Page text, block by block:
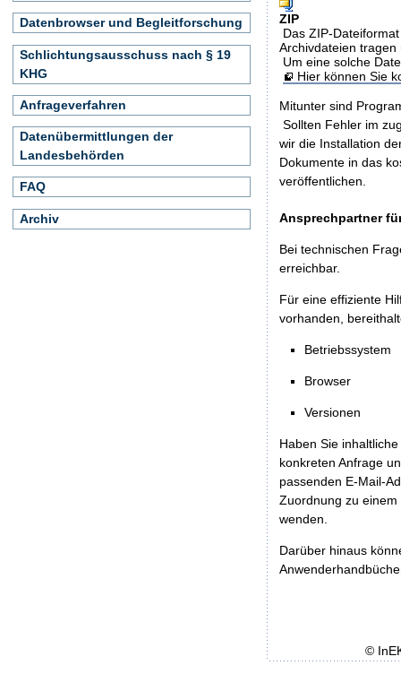
ZIP
Das ZIP-
Archivdateien
Um eine solche
Hier können Sie
Mitunter sind
Sollten Fehler im
wir die Installation
Dokumente in das
veröffentlichen.
Ansprechpartner
Bei technischen
erreichbar.
Für eine effiziente
vorhanden,
Betriebssystem
Browser
Versionen
Haben Sie
konkreten Anfrage
passenden E-Mail-
Zuordnung zu
wenden.
Darüber hinaus
Datenbrowser und Begleitforschung
Schlichtungsausschuss nach § 19
KHG
Anfrageverfahren
Datenübermittlungen der
Landesbehörden
FAQ
Archiv
©